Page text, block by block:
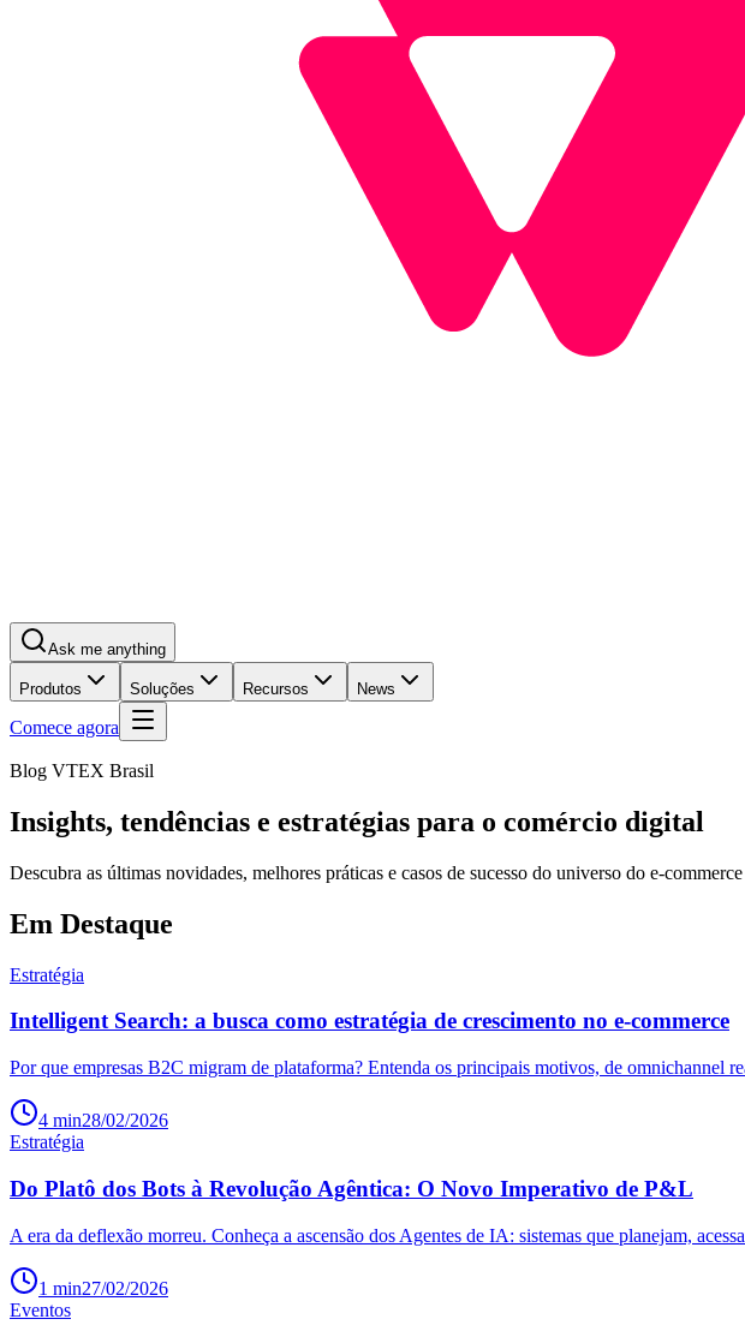
Ask me anything
Produtos Soluções Recursos News
Comece agora
Blog VTEX Brasil
Insights, tendências e estratégias para o comércio digital
Descubra as últimas novidades, melhores práticas e casos de sucesso do universo do e-
Em Destaque
Estratégia
Intelligent Search: a busca como estratégia de crescimento no e-commerce
Por que empresas B2C migram de plataforma? Entenda os principais motivos, de omnichannel
4 min28/02/2026
Estratégia
Do Platô dos Bots à Revolução Agêntica: O Novo Imperativo de P&L
A era da deflexão morreu. Conheça a ascensão dos Agentes de IA: sistemas que planejam,
1 min27/02/2026
Eventos